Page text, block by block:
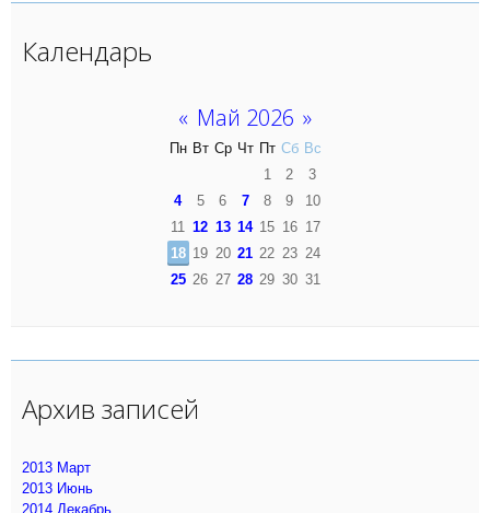
Календарь
« Май 2026 »
Пн Вт Ср Чт Пт Сб Вс
1
2
3
4
5 6 7 8 9
10
11 12 13 14 15 16 17
18 19 20 21 22 23 24
25 26 27 28 29 30 31
Архив записей
2013 Март
2013 Июнь
2014 Декабрь